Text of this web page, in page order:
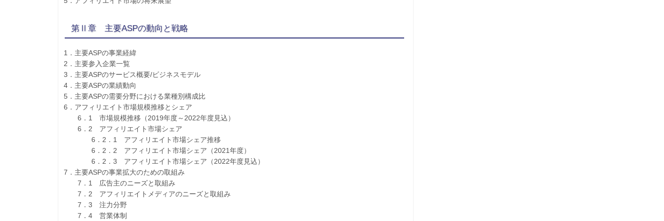
第Ⅱ章 主要ASPの動向と戦略
1．主要ASPの事業経緯
2．主要参入企業一覧
3．主要ASPのサービス概要/ビジネスモデル
4．主要ASPの業績動向
5．主要ASPの需要分野における業種別構成比
6．アフィリエイト市場規模推移とシェア
6．1 市場規模推移（2019年度～2022年度見込）
6．2 アフィリエイト市場シェア
6．2．1 アフィリエイト市場シェア推移
6．2．2 アフィリエイト市場シェア（2021年度）
6．2．3 アフィリエイト市場シェア（2022年度見込）
7．主要ASPの事業拡大のための取組み
7．1 広告主のニーズと取組み
7．2 アフィリエイトメディアのニーズと取組み
7．3 注力分野
7．4 営業体制